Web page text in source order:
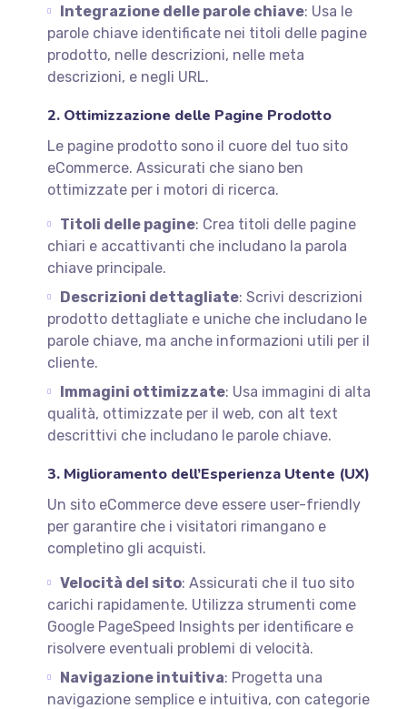
Integrazione delle parole chiave: Usa le
parole chiave identificate nei titoli delle pagine
prodotto, nelle descrizioni, nelle meta
descrizioni, e negli URL.
2. Ottimizzazione delle Pagine Prodotto
Le pagine prodotto sono il cuore del tuo sito
eCommerce. Assicurati che siano ben
ottimizzate per i motori di ricerca.
Titoli delle pagine: Crea titoli delle pagine
chiari e accattivanti che includano la parola
chiave principale.
Descrizioni dettagliate: Scrivi descrizioni
prodotto dettagliate e uniche che includano le
parole chiave, ma anche informazioni utili per il
cliente.
Immagini ottimizzate: Usa immagini di alta
qualità, ottimizzate per il web, con alt text
descrittivi che includano le parole chiave.
3. Miglioramento dell’Esperienza Utente (UX)
Un sito eCommerce deve essere user-friendly
per garantire che i visitatori rimangano e
completino gli acquisti.
Velocità del sito: Assicurati che il tuo sito
carichi rapidamente. Utilizza strumenti come
Google PageSpeed Insights per identificare e
risolvere eventuali problemi di velocità.
Navigazione intuitiva: Progetta una
navigazione semplice e intuitiva, con categorie